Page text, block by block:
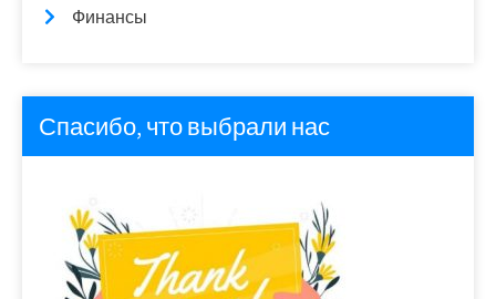
Финансы
Спасибо, что выбрали нас